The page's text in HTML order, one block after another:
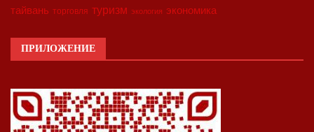
тайвань торговля туризм экология экономика
ПРИЛОЖЕНИЕ